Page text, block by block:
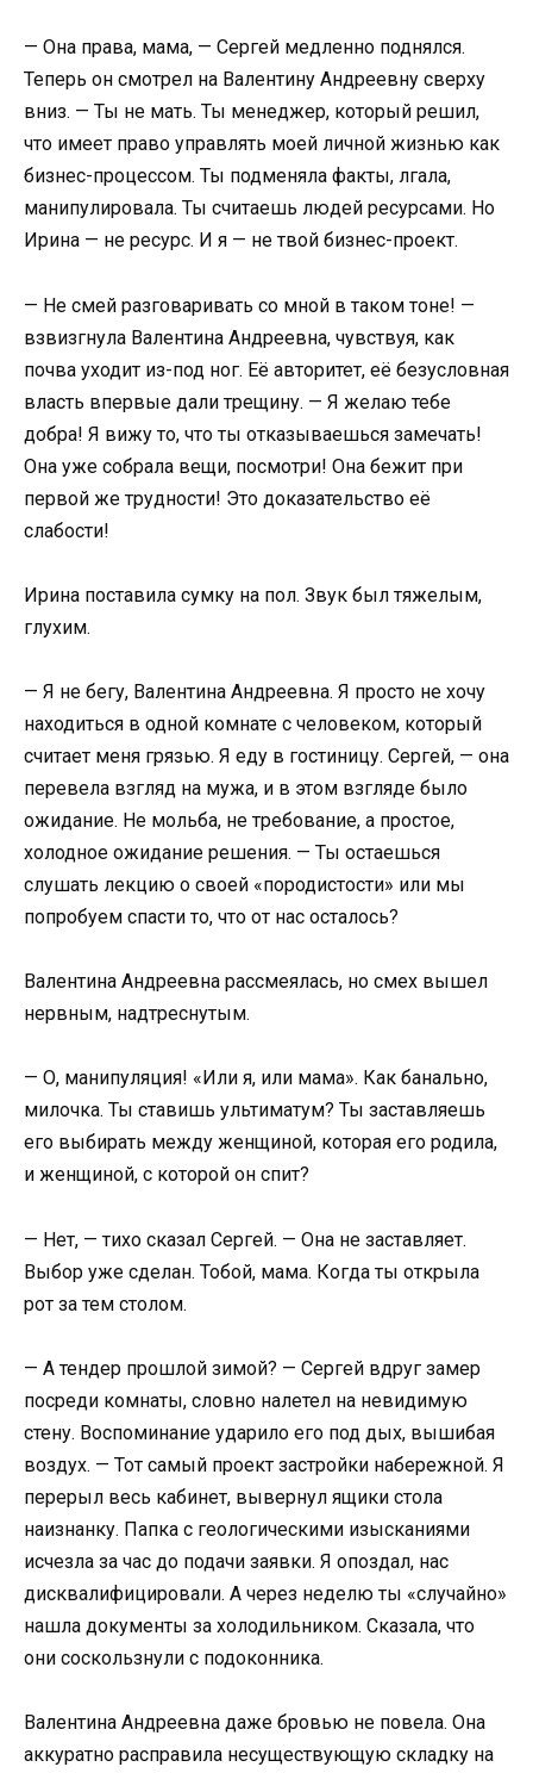
— Она права, мама, — Сергей медленно поднялся.
Теперь он смотрел на Валентину Андреевну сверху
вниз. — Ты не мать. Ты менеджер, который решил,
что имеет право управлять моей личной жизнью как
бизнес-процессом. Ты подменяла факты, лгала,
манипулировала. Ты считаешь людей ресурсами. Но
Ирина — не ресурс. И я — не твой бизнес-проект.
— Не смей разговаривать со мной в таком тоне! —
взвизгнула Валентина Андреевна, чувствуя, как
почва уходит из-под ног. Её авторитет, её безусловная
власть впервые дали трещину. — Я желаю тебе
добра! Я вижу то, что ты отказываешься замечать!
Она уже собрала вещи, посмотри! Она бежит при
первой же трудности! Это доказательство её
слабости!
Ирина поставила сумку на пол. Звук был тяжелым,
глухим.
— Я не бегу, Валентина Андреевна. Я просто не хочу
находиться в одной комнате с человеком, который
считает меня грязью. Я еду в гостиницу. Сергей, — она
перевела взгляд на мужа, и в этом взгляде было
ожидание. Не мольба, не требование, а простое,
холодное ожидание решения. — Ты остаешься
слушать лекцию о своей «породистости» или мы
попробуем спасти то, что от нас осталось?
Валентина Андреевна рассмеялась, но смех вышел
нервным, надтреснутым.
— О, манипуляция! «Или я, или мама». Как банально,
милочка. Ты ставишь ультиматум? Ты заставляешь
его выбирать между женщиной, которая его родила,
и женщиной, с которой он спит?
— Нет, — тихо сказал Сергей. — Она не заставляет.
Выбор уже сделан. Тобой, мама. Когда ты открыла
рот за тем столом.
— А тендер прошлой зимой? — Сергей вдруг замер
посреди комнаты, словно налетел на невидимую
стену. Воспоминание ударило его под дых, вышибая
воздух. — Тот самый проект застройки набережной. Я
перерыл весь кабинет, вывернул ящики стола
наизнанку. Папка с геологическими изысканиями
исчезла за час до подачи заявки. Я опоздал, нас
дисквалифицировали. А через неделю ты «случайно»
нашла документы за холодильником. Сказала, что
они соскользнули с подоконника.
Валентина Андреевна даже бровью не повела. Она
аккуратно расправила несуществующую складку на